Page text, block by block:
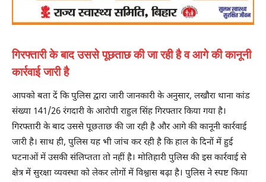
गिरफ्तारी के बाद उससे पूछताछ की जा रही है व आगे की कानूनी
कार्रवाई जारी है
आपको बता दें कि पुलिस द्वारा जारी जानकारी के अनुसार, लखौरा थाना कांड
संख्या 141/26 रंगदारी के आरोपी राहुल सिंह गिरफ्तार किया गया है।
गिरफ्तारी के बाद उससे पूछताछ की जा रही है और आगे की कानूनी कार्रवाई
जारी है। साथ ही, पुलिस यह भी जांच कर रही है कि हाल के दिनों में हुई
घटनाओं में उसकी संलिप्तता तो नहीं है। मोतिहारी पुलिस की इस कार्रवाई से
क्षेत्र में सुरक्षा व्यवस्था को लेकर लोगों में विश्वास बढ़ा है। पुलिस ने स्पष्ट किया